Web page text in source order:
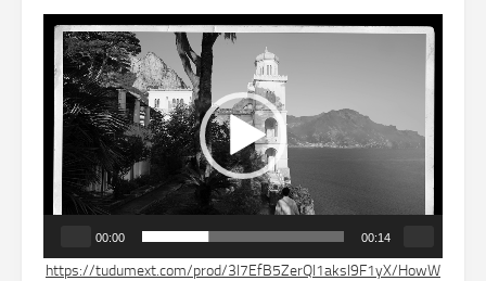
Reproduktor
videozapisa
00:00 00:14
https://tudumext.com/prod/3I7EfB5ZerQI1aksl9F1yX/HowW